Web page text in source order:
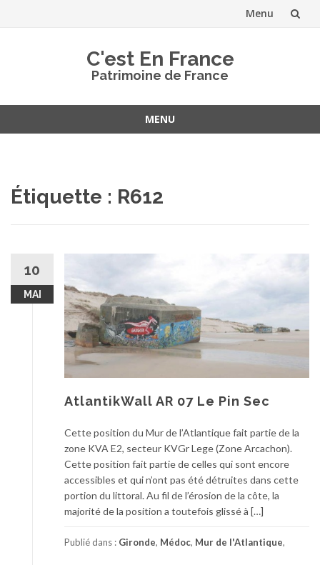
Menu
C'est En France
Patrimoine de France
MENU
Étiquette : R612
10
MAI
AtlantikWall AR 07 Le Pin Sec
Cette position du Mur de l’Atlantique fait partie de la
zone KVA E2, secteur KVGr Lege (Zone Arcachon).
Cette position fait partie de celles qui sont encore
accessibles et qui n’ont pas été détruites dans cette
portion du littoral. Au fil de l’érosion de la côte, la
majorité de la position a toutefois glissé à […]
Publié dans : Gironde, Médoc, Mur de l'Atlantique,